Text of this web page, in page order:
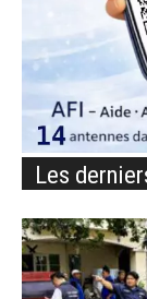
Les